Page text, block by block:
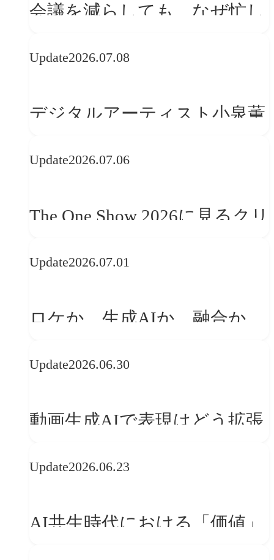
会議を減らしても、なぜ忙し
Update2026.07.08
デジタルアーティスト小泉薫
ークフロー設計と「ノイズと
Update2026.07.06
The One Show 2026に見るクリ
との接点を、ブランドらしい
Update2026.07.01
ロケか、生成AIか、融合か
おける「意思決定」のルール
Update2026.06.30
動画生成AIで表現はどう拡張
伸吾が語る、AI時代の「プロ
Update2026.06.23
AI共生時代における「価値」